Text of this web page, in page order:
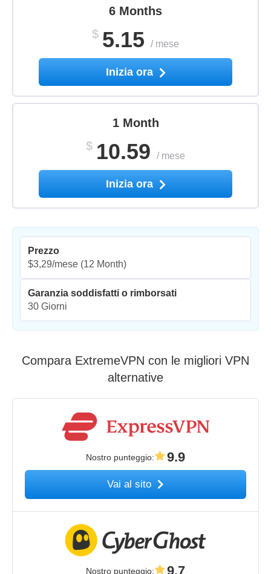
6 Months
$ 5.15 / mese
Inizia ora
1 Month
$ 10.59 / mese
Inizia ora
Prezzo
$3,29/mese (12 Month)
Garanzia soddisfatti o rimborsati
30 Giorni
Compara ExtremeVPN con le migliori VPN
alternative
Nostro punteggio: 9.9
Vai al sito
Nostro punteggio: 9.7